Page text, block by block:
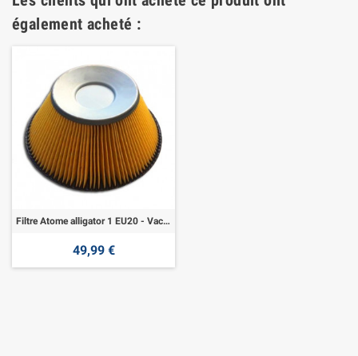
également acheté :
Filtre Atome alligator 1 EU20 - Vacuqueen
49,99 €